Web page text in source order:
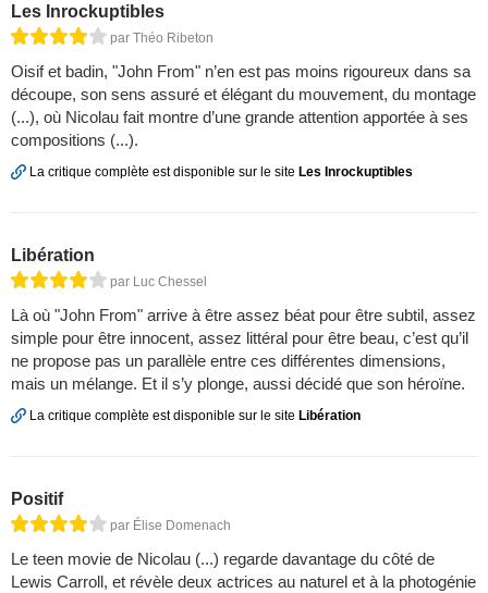
Les Inrockuptibles
par Théo Ribeton
Oisif et badin, "John From" n’en est pas moins rigoureux dans sa
découpe, son sens assuré et élégant du mouvement, du montage
(...), où Nicolau fait montre d’une grande attention apportée à ses
compositions (...).
La critique complète est disponible sur le site Les Inrockuptibles
Libération
par Luc Chessel
Là où "John From" arrive à être assez béat pour être subtil, assez
simple pour être innocent, assez littéral pour être beau, c’est qu’il
ne propose pas un parallèle entre ces différentes dimensions,
mais un mélange. Et il s’y plonge, aussi décidé que son héroïne.
La critique complète est disponible sur le site Libération
Positif
par Élise Domenach
Le teen movie de Nicolau (...) regarde davantage du côté de
Lewis Carroll, et révèle deux actrices au naturel et à la photogénie